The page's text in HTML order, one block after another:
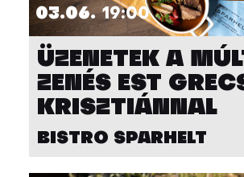
03.06. 19:00
ÜZENETEK A
ZENÉS EST
KRISZTIÁNNAL
BISTRO SPARHELT